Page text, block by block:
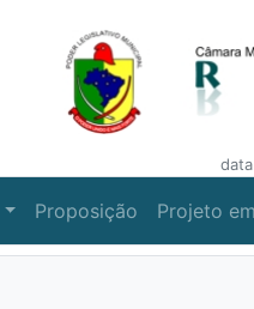
Proposição Projeto